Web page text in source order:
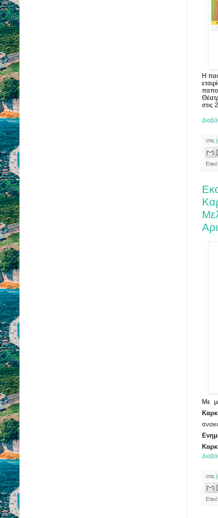
Η
στις
στις
Με
στις